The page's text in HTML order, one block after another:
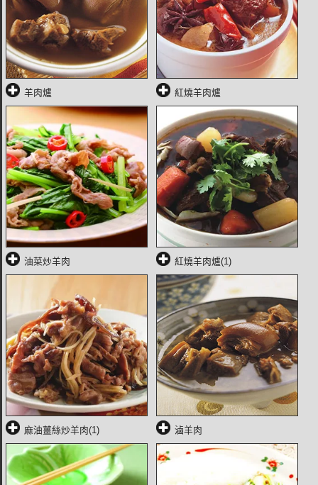
羊肉爐 紅燒羊肉爐
油菜炒羊肉 紅燒羊肉爐(1)
麻油薑絲炒羊肉(1) 滷羊肉